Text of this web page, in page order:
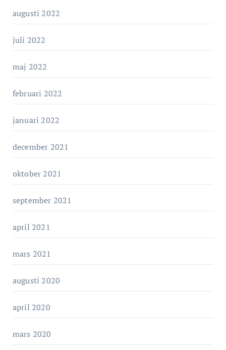
augusti 2022
juli 2022
maj 2022
februari 2022
januari 2022
december 2021
oktober 2021
september 2021
april 2021
mars 2021
augusti 2020
april 2020
mars 2020